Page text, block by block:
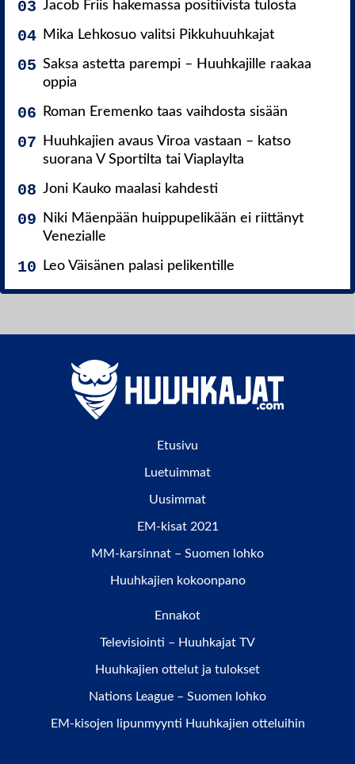
Jacob Friis hakemassa positiivista tulosta
Mika Lehkosuo valitsi Pikkuhuuhkajat
Saksa astetta parempi – Huuhkajille raakaa
oppia
Roman Eremenko taas vaihdosta sisään
Huuhkajien avaus Viroa vastaan – katso
suorana V Sportilta tai Viaplaylta
Joni Kauko maalasi kahdesti
Niki Mäenpään huippupelikään ei riittänyt
Venezialle
Leo Väisänen palasi pelikentille
Etusivu
Luetuimmat
Uusimmat
EM-kisat 2021
MM-karsinnat – Suomen lohko
Huuhkajien kokoonpano
Ennakot
Televisiointi – Huuhkajat TV
Huuhkajien ottelut ja tulokset
Nations League – Suomen lohko
EM-kisojen lipunmyynti Huuhkajien otteluihin